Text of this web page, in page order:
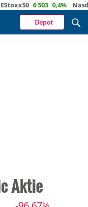
6 503 0,4% Nasdaq
Depot
Aktie